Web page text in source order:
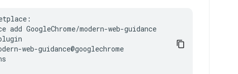
GoogleChrome/modern-web-guidance
web-guidance@googlechrome